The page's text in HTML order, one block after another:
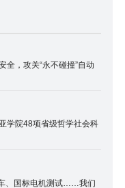
全，攻关“永不碰撞”自动
学院48项省级哲学社会科
、国标电机测试……我们